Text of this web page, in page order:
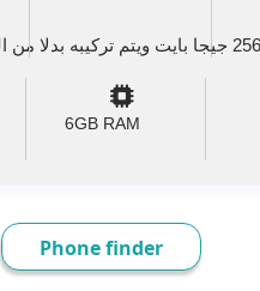
6GB RAM
Phone finder